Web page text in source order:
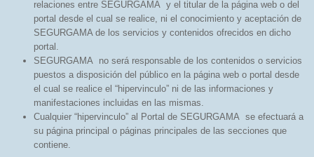
relaciones entre SEGURGAMA y el titular de la página web o del
portal desde el cual se realice, ni el conocimiento y aceptación de
SEGURGAMA de los servicios y contenidos ofrecidos en dicho
portal.
SEGURGAMA no será responsable de los contenidos o servicios
puestos a disposición del público en la página web o portal desde
el cual se realice el “hipervinculo” ni de las informaciones y
manifestaciones incluidas en las mismas.
Cualquier “hipervinculo” al Portal de SEGURGAMA se efectuará a
su página principal o páginas principales de las secciones que
contiene.